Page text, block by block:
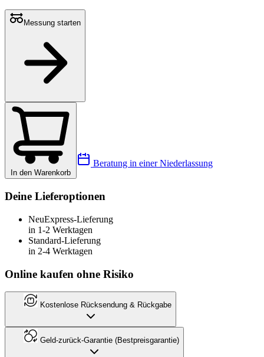
Messung starten
In den Warenkorb
Beratung in einer Niederlassung
Deine Lieferoptionen
NeuExpress-Lieferung
in 1-2 Werktagen
Standard-Lieferung
in 2-4 Werktagen
Online kaufen ohne Risiko
Kostenlose Rücksendung & Rückgabe
Geld-zurück-Garantie (Bestpreisgarantie)